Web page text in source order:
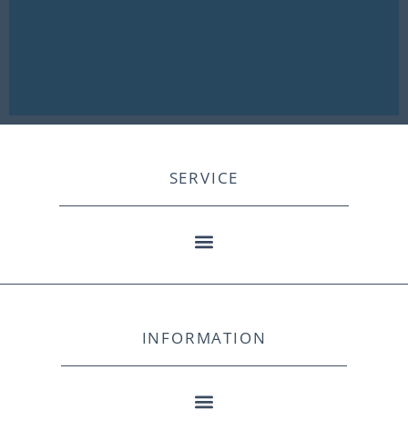
SERVICE
INFORMATION